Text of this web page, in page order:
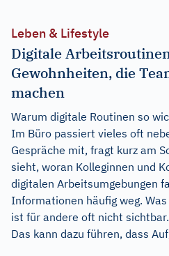
Leben & Lifestyle
Digitale
Gewohnheiten, die
machen
Warum digitale Routinen so
Im Büro passiert vieles oft
Gespräche mit, fragt kurz am
sieht, woran Kolleginnen und
digitalen Arbeitsumgebungen
Informationen häufig weg.
ist für andere oft nicht sichtbar.
Das kann dazu führen, dass